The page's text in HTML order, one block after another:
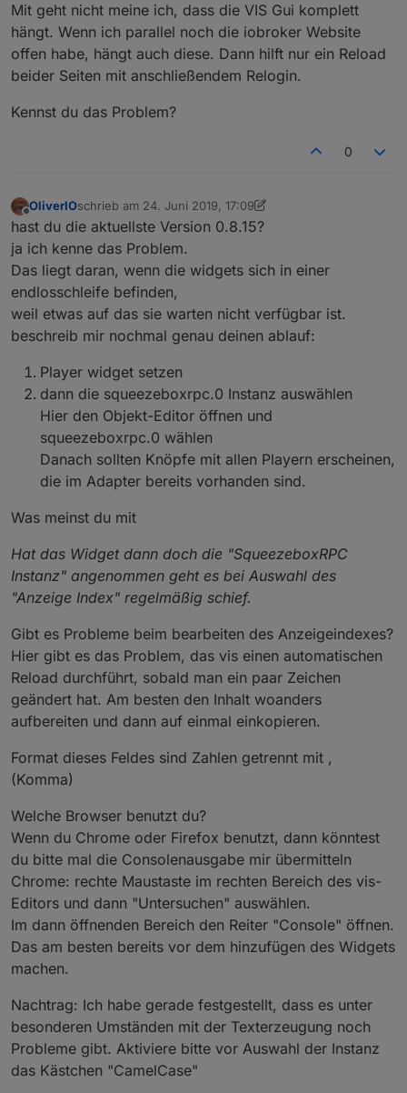
Mit geht nicht meine ich, dass die VIS Gui komplett
hängt. Wenn ich parallel noch die iobroker Website
offen habe, hängt auch diese. Dann hilft nur ein Reload
beider Seiten mit anschließendem Relogin.
Kennst du das Problem?
0
Offline
OliverIOschrieb am 24. Juni 2019, 17:09
zuletzt editiert von OliverIO
hast du die aktuellste Version 0.8.15?
ja ich kenne das Problem.
Das liegt daran, wenn die widgets sich in einer
endlosschleife befinden,
weil etwas auf das sie warten nicht verfügbar ist.
beschreib mir nochmal genau deinen ablauf:
Player widget setzen
dann die squeezeboxrpc.0 Instanz auswählen
Hier den Objekt-Editor öffnen und
squeezeboxrpc.0 wählen
Danach sollten Knöpfe mit allen Playern erscheinen,
die im Adapter bereits vorhanden sind.
Was meinst du mit
Hat das Widget dann doch die "SqueezeboxRPC
Instanz" angenommen geht es bei Auswahl des
"Anzeige Index" regelmäßig schief.
Gibt es Probleme beim bearbeiten des Anzeigeindexes?
Hier gibt es das Problem, das vis einen automatischen
Reload durchführt, sobald man ein paar Zeichen
geändert hat. Am besten den Inhalt woanders
aufbereiten und dann auf einmal einkopieren.
Format dieses Feldes sind Zahlen getrennt mit ,
(Komma)
Welche Browser benutzt du?
Wenn du Chrome oder Firefox benutzt, dann könntest
du bitte mal die Consolenausgabe mir übermitteln
Chrome: rechte Maustaste im rechten Bereich des vis-
Editors und dann "Untersuchen" auswählen.
Im dann öffnenden Bereich den Reiter "Console" öffnen.
Das am besten bereits vor dem hinzufügen des Widgets
machen.
Nachtrag: Ich habe gerade festgestellt, dass es unter
besonderen Umständen mit der Texterzeugung noch
Probleme gibt. Aktiviere bitte vor Auswahl der Instanz
das Kästchen "CamelCase"